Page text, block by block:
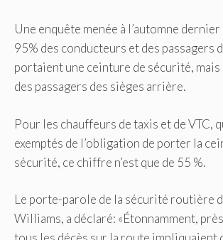
Une enquête menée à l’automne
95% des conducteurs et des passagers
portaient une ceinture de sécurité,
des passagers des sièges arrière.
Pour les chauffeurs de taxis et de VTC,
exemptés de l’obligation de porter la
sécurité, ce chiffre n’est que de 55 %.
Le porte-parole de la sécurité routière
Williams, a déclaré: «Étonnamment,